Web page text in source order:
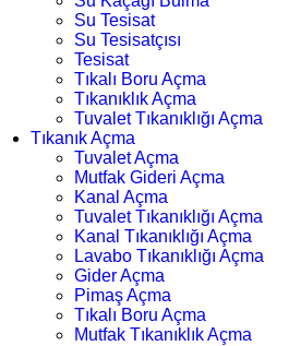
Su Tesisat
Su Tesisatçısı
Tesisat
Tıkalı Boru Açma
Tıkanıklık Açma
Tuvalet Tıkanıklığı Açma
Tıkanık Açma
Tuvalet Açma
Mutfak Gideri Açma
Kanal Açma
Tuvalet Tıkanıklığı Açma
Kanal Tıkanıklığı Açma
Lavabo Tıkanıklığı Açma
Gider Açma
Pimaş Açma
Tıkalı Boru Açma
Mutfak Tıkanıklık Açma